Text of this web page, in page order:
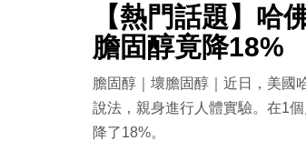
【熱門話題】哈
膽固醇竟降18%
膽固醇｜壞膽固醇｜近日，美國
說法，親身進行人體實驗。在1
降了18%。